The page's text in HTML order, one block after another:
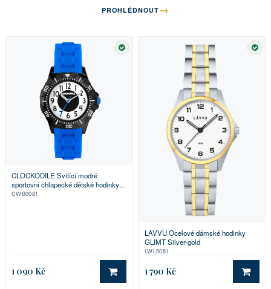
PROHLÉDNOUT →
SKLADEM
CLOCKODILE Svítící modré
sportovní chlapecké dětské hodinky
SPORT 4.0
CWB0081
1 090 Kč DO KOŠÍKU
LAVVU Ocelové dámské hodinky
GLIMT Silver-gold
LWL5081
1 790 Kč DO